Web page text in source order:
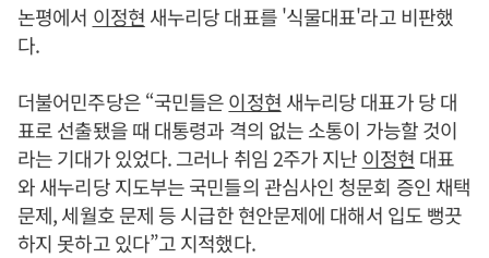
논평에서 이정현 새누리당 대표를 '식물대표'라고 비판했
다.
더불어민주당은 “국민들은이정현 새누리당 대표가 당 대
표로 선출됐을 때 대통령과 격의 없는 소통이 가능할 것이
라는 기대가 있었다. 그러나 취임 2주가 지난 이정현 대표
와 새누리당 지도부는 국민들의 관심사인 청문회 증인 채택
문제, 세월호 문제 등 시급한 현안문제에 대해서 입도 뻥끗
하지 못하고 있다”고 지적했다.